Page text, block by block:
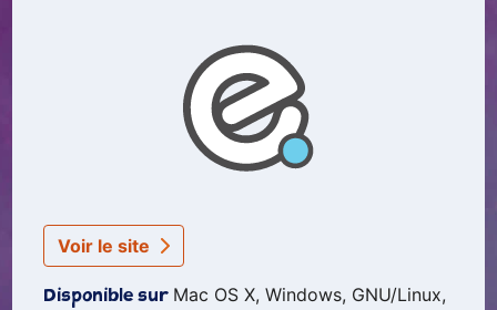
Voir le site
Disponible sur Mac OS X, Windows, GNU/Linux,